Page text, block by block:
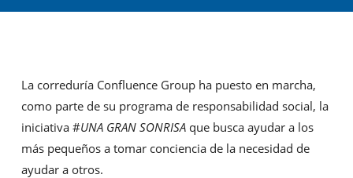
La correduría Confluence Group ha puesto en marcha,
como parte de su programa de responsabilidad social, la
iniciativa #UNA GRAN SONRISA que busca ayudar a los
más pequeños a tomar conciencia de la necesidad de
ayudar a otros.